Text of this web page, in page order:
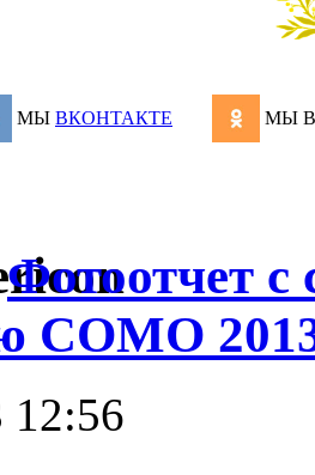
МЫ ВКОНТАКТЕ МЫ
Фотоотчет с
СОМО
12:56